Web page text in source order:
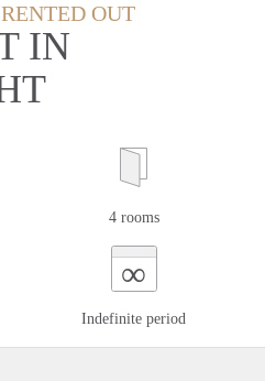
OUT
IN
4 rooms
∞
Indefinite period